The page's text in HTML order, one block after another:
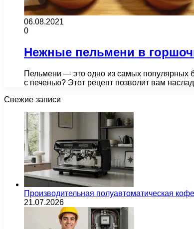
06.08.2021
0
Нежные пельмени в
Пельмени — это одно из самых популярных
с печенью? Этот рецепт позволит вам
Свежие записи
Производительная полуавтоматическая
21.07.2026